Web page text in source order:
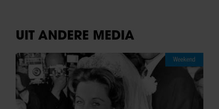
UIT ANDERE MEDIA
Weekend